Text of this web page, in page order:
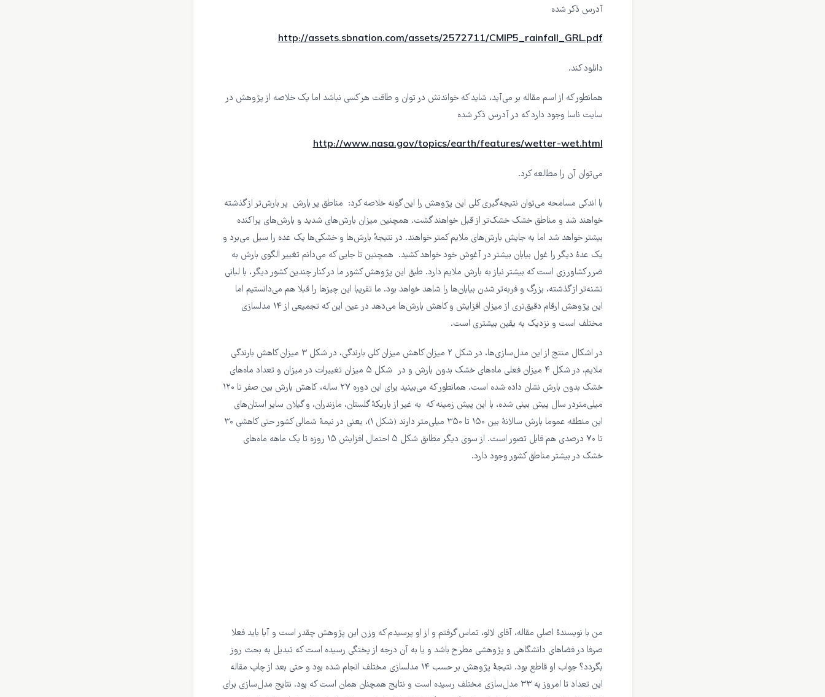
آدرس ذکر شده
http://assets.sbnation.com/assets/2572711/CMIP5_rainfall_GRL.pdf
دانلود کند.
همانطور که از اسم مقاله بر می‌آید، شاید که خواندنش در توان و طاقت هر کسی نباشد اما یک خلاصه از پژوهش در
سایت ناسا وجود دارد که در آدرس ذکر شده
http://www.nasa.gov/topics/earth/features/wetter-wet.html
می‌توان آن را مطالعه کرد.
با اندکی مسامحه می‌توان نتیجه‌گیری کلی این پژوهش را این گونه خلاصه کرد: مناطق پر بارش پر بارش‌تر از گذشته
خواهند شد و مناطق خشک خشک‌تر از قبل خواهند گشت. همچنین میزان بارش‌های شدید و بارش‌های پراکنده
بیشتر خواهد شد اما به جایش بارش‌های ملایم کمتر خواهند. در نتیجه‌ٔ بارش‌ها و خشکی‌ها یک عده را سیل می‌برد و
یک عده‌ٔ دیگر را غول بیابان بیشتر در آغوش خود خواهد کشید. همچنین تا جایی که می‌دانم تغییر الگوی بارش به
ضرر کشاورزی است که بیشتر نیاز به بارش ملایم دارد. طبق این پژوهش کشور ما در کنار چندین کشور دیگر، با لبانی
تشنه‌تر از گذشته، بزرگ و فربه‌تر شدن بیابان‌ها را شاهد خواهد بود. ما تقریبا این چیزها را قبلا هم می‌دانستیم اما
این پژوهش ارقام دقیق‌تری از میزان افزایش و کاهش بارش‌ها می‌دهد در عین این که تجمیعی از ۱۴ مدلسازی
مختلف است و نزدیک به یقین بیشتری است.
در اشکال منتج از این مدل‌سازی‌ها، در شکل ۲ میزان کاهش میزان کلی بارندگی، در شکل ۳ میزان کاهش بارندگی
ملایم، در شکل ۴ میزان فعلی ماه‌های خشک بدون بارش و در شکل ۵ میزان تغییرات در میزان و تعداد ماه‌های
خشک بدون بارش نشان داده شده است. همانطور که می‌بینید برای این دوره ۲۷ ساله، کاهش بارش بین صفر تا ۱۲۰
میلی‌متردر سال پیش بینی شده، با این پیش زمینه که به غیر از باریکهٔ گلستان، مازندران، و گیلان سایر استان‌های
این منطقه عموما بارش سالانهٔ بین ۱۵۰ تا ۳۵۰ میلی‌متر دارند (شکل ۱)، یعنی در نیمهٔ شمالی کشور حتی کاهشی ۳۰
تا ۷۰ درصدی هم قابل تصور است. از سوی دیگر مطابق شکل ۵ احتمال افزایش ۱۵ روزه تا یک ماهه ماه‌های
خشک در بیشتر مناطق کشور وجود دارد.
من با نویسندهٔ اصلی مقاله، آقای لائو، تماس گرفتم و از او پرسیدم که وزن این پژوهش چقدر است و آیا باید فعلا
صرفا در فضاهای دانشگاهی و پژوهشی مطرح باشد و یا به آن درجه از پختگی رسیده‌ است که تبدیل به بحث روز
بگردد؟ جواب او قاطع بود. نتیجهٔ پژوهش بر حسب ۱۴ مدلسازی مختلف انجام شده بود و حتی بعد از چاپ مقاله
این تعداد تا امروز به ۳۳ مدل‌سازی مختلف رسیده است و نتایج همچنان همان است که بود. نتایج مدل‌سازی برای